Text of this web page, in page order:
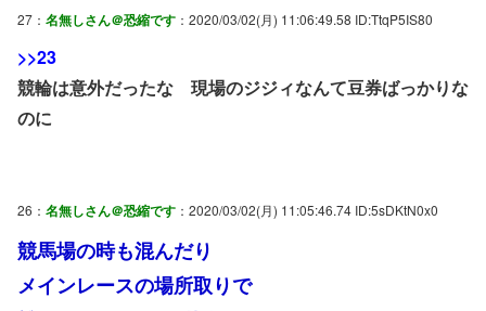
27： 名無しさん＠恐縮です ：2020/03/02(月) 11:06:49.58 ID:TtqP5IS80
>>23
競輪は意外だったな 現場のジジィなんて豆券ばっかりな
のに
26： 名無しさん＠恐縮です ：2020/03/02(月) 11:05:46.74 ID:5sDKtN0x0
競馬場の時も混んだり
メインレースの場所取りで